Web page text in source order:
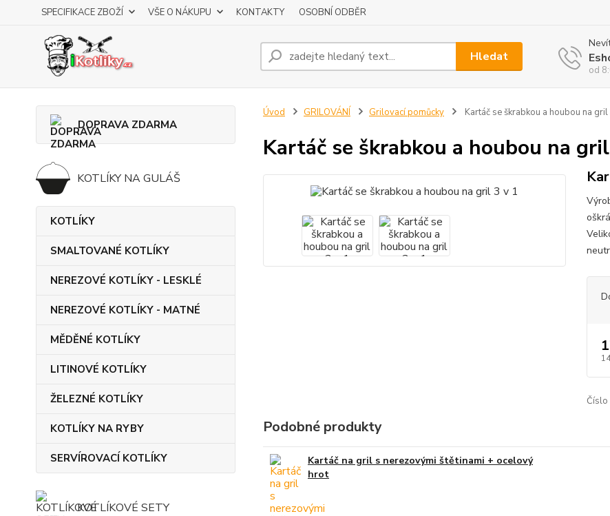
SPECIFIKACE ZBOŽÍ VŠE O NÁKUPU KONTAKTY OSOBNÍ ODBĚR
Hledat
od
DOPRAVA ZDARMA
KOTLÍKY NA GULÁŠ
KOTLÍKY
SMALTOVANÉ KOTLÍKY
NEREZOVÉ KOTLÍKY - LESKLÉ
NEREZOVÉ KOTLÍKY - MATNÉ
MĚDĚNÉ KOTLÍKY
LITINOVÉ KOTLÍKY
ŽELEZNÉ KOTLÍKY
KOTLÍKY NA RYBY
SERVÍROVACÍ KOTLÍKY
KOTLÍKOVÉ SETY
Úvod GRILOVÁNÍ Grilovací pomůcky Kartáč se škrabkou a houbou na gril
Kartáč se škrabkou a houbou na
Číslo
Podobné produkty
Kartáč na gril s nerezovými štětinami + ocelový
hrot